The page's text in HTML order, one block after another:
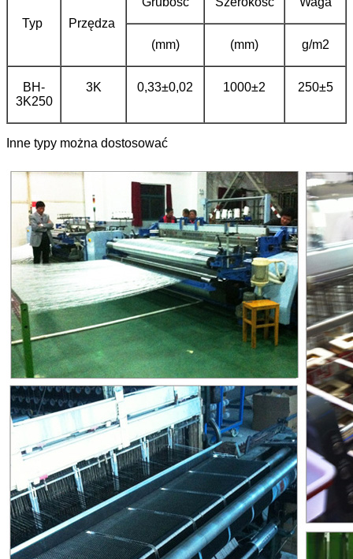
Typ Przędza
(mm) (mm) g/m2
BH-
3K250
3K 0,33±0,02 1000±2 250±5
Inne typy można dostosować